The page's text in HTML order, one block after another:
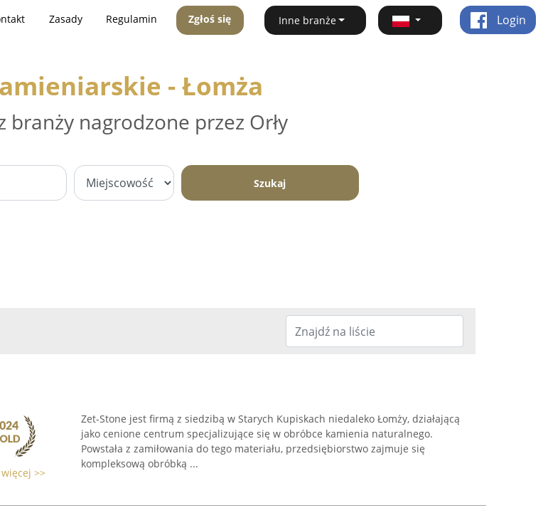
Zasady Regulamin Zgłoś się Inne branże Login
- Łomża
nagrodzone przez Orły
Szukaj
więcej >>
Zet-Stone jest firmą z siedzibą w Starych Kupiskach niedaleko Łomży, działającą
jako cenione centrum specjalizujące się w obróbce kamienia naturalnego.
Powstała z zamiłowania do tego materiału, przedsiębiorstwo zajmuje się
kompleksową obróbką ...